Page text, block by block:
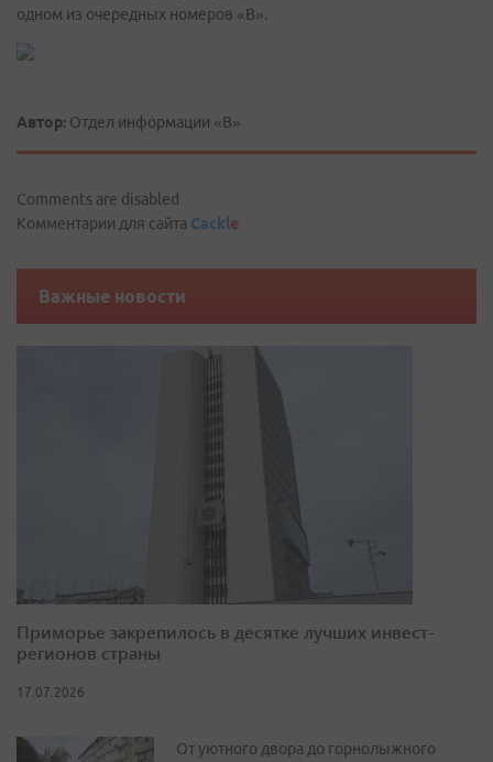
одном из очередных номеров «В».
Автор: Отдел информации «В»
Comments are disabled
Комментарии для сайта Cackle
Важные новости
Приморье закрепилось в десятке лучших инвест-
регионов страны
17.07.2026
От уютного двора до горнолыжного